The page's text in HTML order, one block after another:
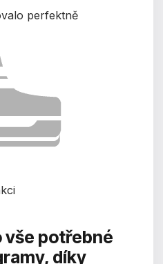
perfektně
vše potřebné
díky